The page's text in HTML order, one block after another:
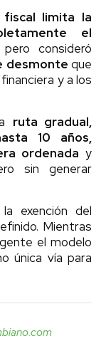
limita la
el
pero consideró
desmonteque
y a los
ruta gradual,
10 años,
ordenada y
sin generar
exención del
Mientras
el modelo
única vía para